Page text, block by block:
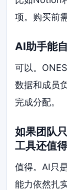
项。购买前
AI助手能
可以。
数据和成员
完成分配。
如果团队
工具还值
值得。AI只
能力依然扎